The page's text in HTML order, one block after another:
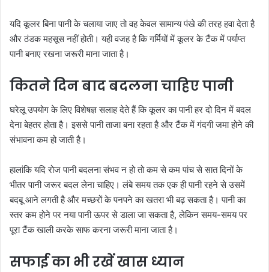
यदि कूलर बिना पानी के चलाया जाए तो वह केवल सामान्य पंखे की तरह हवा देता है
और ठंडक महसूस नहीं होती। यही वजह है कि गर्मियों में कूलर के टैंक में पर्याप्त
पानी बनाए रखना जरूरी माना जाता है।
कितने दिन बाद बदलना चाहिए पानी
घरेलू उपयोग के लिए विशेषज्ञ सलाह देते हैं कि कूलर का पानी हर दो दिन में बदल
देना बेहतर होता है। इससे पानी ताजा बना रहता है और टैंक में गंदगी जमा होने की
संभावना कम हो जाती है।
हालांकि यदि रोज पानी बदलना संभव न हो तो कम से कम पांच से सात दिनों के
भीतर पानी जरूर बदल लेना चाहिए। लंबे समय तक एक ही पानी रहने से उसमें
बदबू आने लगती है और मच्छरों के पनपने का खतरा भी बढ़ सकता है। पानी का
स्तर कम होने पर नया पानी ऊपर से डाला जा सकता है, लेकिन समय-समय पर
पूरा टैंक खाली करके साफ करना जरूरी माना जाता है।
सफाई का भी रखें खास ध्यान